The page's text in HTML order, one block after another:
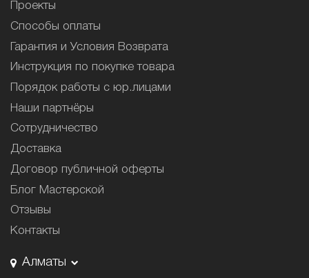
Проекты
Способы оплаты
Гарантия и Условия Возврата
Инструкция по покупке товара
Порядок работы с юр.лицами
Наши партнёры
Сотрудничество
Доставка
Договор публичной оферты
Блог Мастерской
Отзывы
Контакты
Алматы